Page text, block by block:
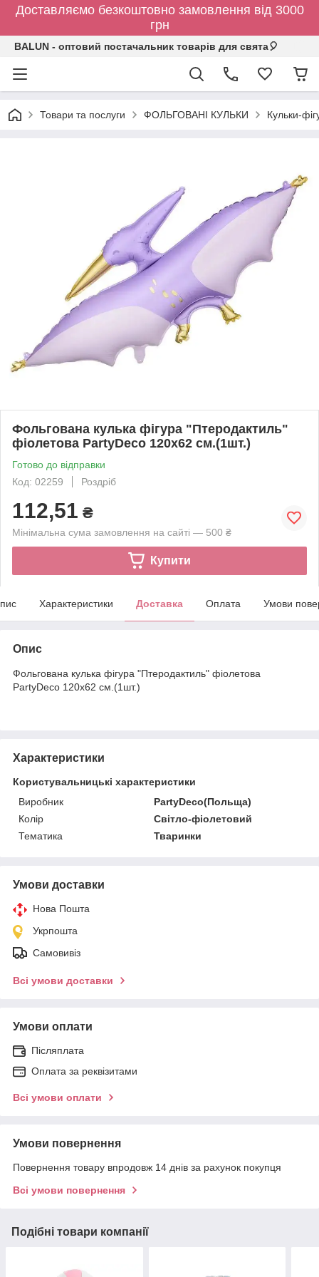
Доставляємо безкоштовно замовлення від 3000
грн
BALUN - оптовий постачальник товарів для свята🎈
Товари та послуги ФОЛЬГОВАНІ КУЛЬКИ Кульки-
Фольгована кулька фігура "Птеродактиль"
фіолетова PartyDeco 120х62 см.(1шт.)
Готово до відправки
Код: 02259
Роздріб
112,51 ₴
Мінімальна сума замовлення на сайті — 500 ₴
Купити
Характеристики Доставка Оплата Умови
Опис
Фольгована кулька фігура "Птеродактиль" фіолетова
PartyDeco 120х62 см.(1шт.)
Характеристики
Користувальницькі характеристики
Виробник
PartyDeco(Польща)
Колір
Світло-фіолетовий
Тематика
Тваринки
Умови доставки
Нова Пошта
Укрпошта
Самовивіз
Всі умови доставки
Умови оплати
Післяплата
Оплата за реквізитами
Всі умови оплати
Умови повернення
Повернення товару впродовж 14 днів за рахунок покупця
Всі умови повернення
Подібні товари компанії